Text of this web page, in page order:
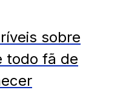
sobre
todo fã de